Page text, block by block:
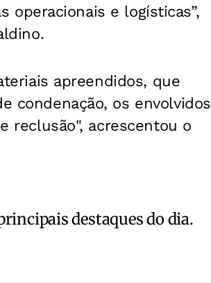
operacionais e logísticas”,
apreendidos, que
condenação, os envolvidos
reclusão", acrescentou o
destaques do dia.